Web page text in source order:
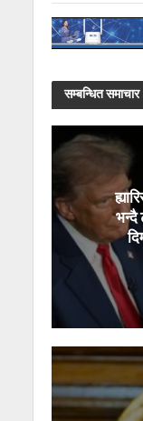
सम्बन्धित समाचार
भन्दै